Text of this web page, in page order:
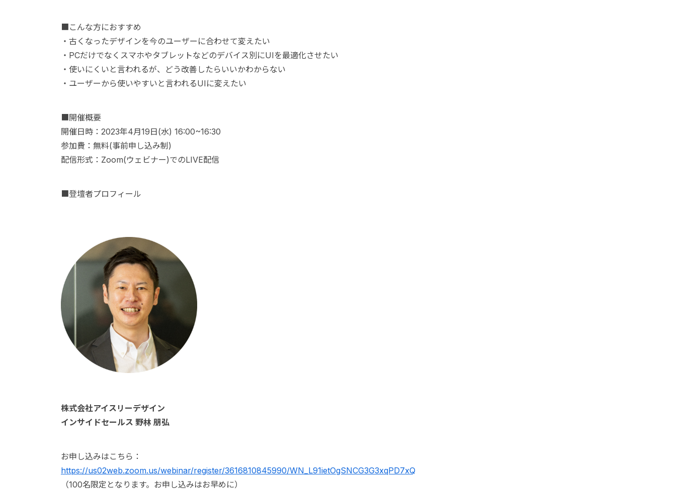
■こんな方におすすめ
・古くなったデザインを今のユーザーに合わせて変えたい
・PCだけでなくスマホやタブレットなどのデバイス別にUIを最適化させたい
・使いにくいと言われるが、どう改善したらいいかわからない
・ユーザーから使いやすいと言われるUIに変えたい
■開催概要
開催日時：2023年4月19日(水) 16:00~16:30
参加費：無料(事前申し込み制)
配信形式：Zoom(ウェビナー)でのLIVE配信
■登壇者プロフィール
株式会社アイスリーデザイン
インサイドセールス 野林 朋弘
お申し込みはこちら：
https://us02web.zoom.us/webinar/register/3616810845990/WN_L91ietOgSNCG3G3xqPD7xQ
（100名限定となります。お申し込みはお早めに）